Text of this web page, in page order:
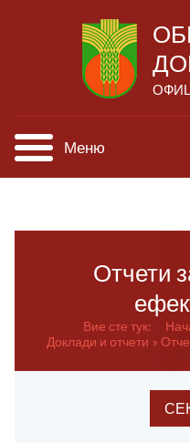
Меню
Отчети
Вие сте тук:
Доклади и отчети